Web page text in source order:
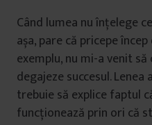
Când lumea nu înțelege
așa, pare că pricepe
exemplu, nu mi-a venit
degajeze succesul.
trebuie să explice faptul
funcționează prin ori că